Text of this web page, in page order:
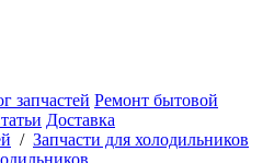
запчастей Ремонт бытовой
Доставка
/ Запчасти для холодильников